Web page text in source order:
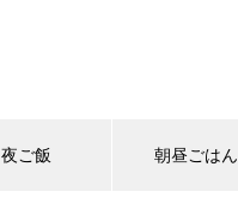
夜ご飯 朝昼ごはん